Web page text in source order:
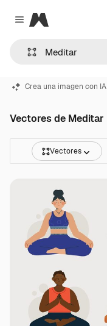
Close menu
Magnific
Crea una imagen con IA
Vectores de Meditar
Vectores